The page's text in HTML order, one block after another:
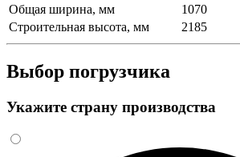
Общая ширина, мм
1070
Строительная высота, мм
2185
Выбор погрузчика
Укажите страну производства